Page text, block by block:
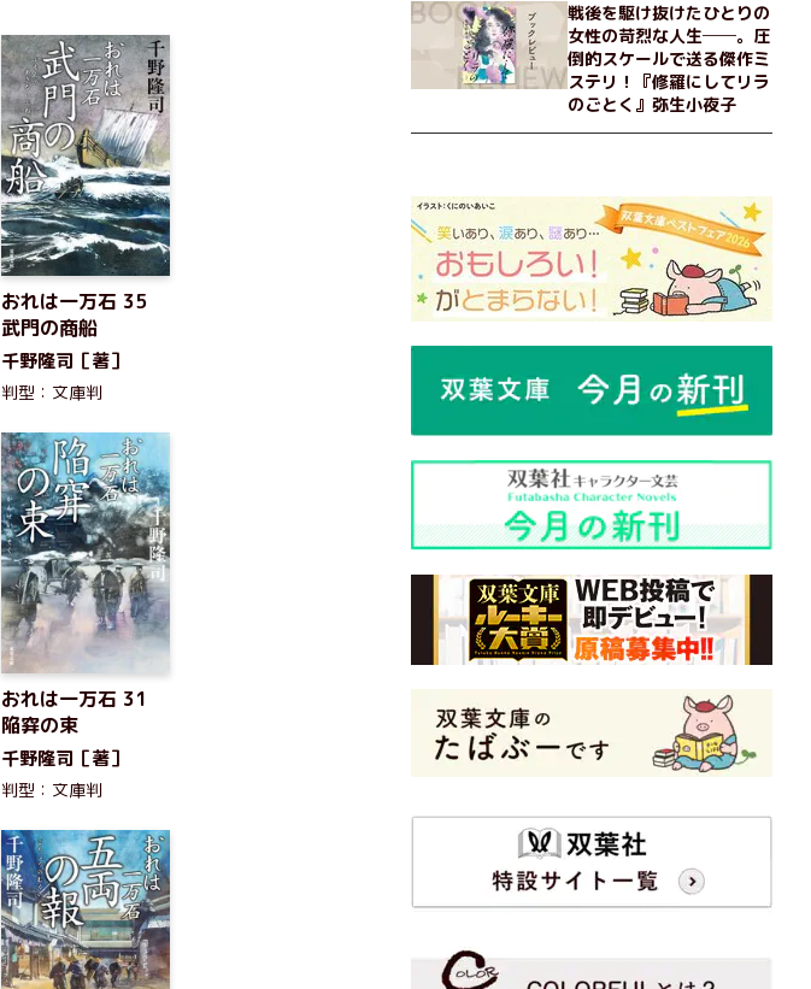
おれは一万石 35
武門の商船
千野隆司［著］
判型：文庫判
おれは一万石 31
陥穽の束
千野隆司［著］
判型：文庫判
戦後を駆け抜けたひとりの
女性の苛烈な人生──。圧
倒的スケールで送る傑作ミ
ステリ！『修羅にしてリラ
のごとく』弥生小夜子